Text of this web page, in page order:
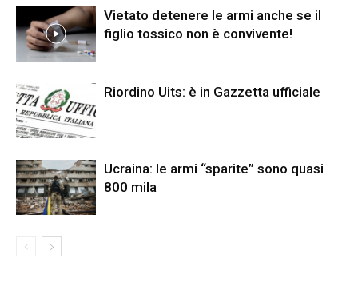
Vietato detenere le armi anche se il
figlio tossico non è convivente!
Riordino Uits: è in Gazzetta ufficiale
Ucraina: le armi “sparite” sono quasi
800 mila